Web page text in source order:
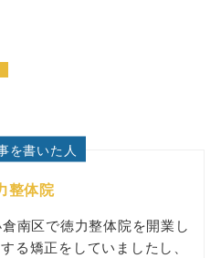
を書いた人
整体院
南区で徳力整体院を開業し
る矯正をしていましたし、